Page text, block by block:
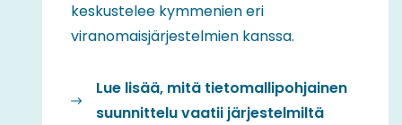
keskustelee kymmenien eri
viranomaisjärjestelmien kanssa.
Lue lisää, mitä tietomallipohjainen
suunnittelu vaatii järjestelmiltä